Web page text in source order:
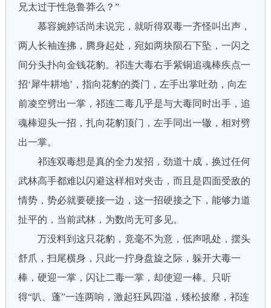
兄太过于性急鲁莽么？”
慕容婉婷话尚未说完，就听得双毒一齐怪叫出声，
两人长袖连拂，腾身起处，宛如两块陨石下坠，一闪之
间分头扑向金钱花豹。祁连大毒右手紫铜追魂棒疾点一
招‘犀牛耕地’，指向花豹的粪门，左手出掌吐劲，向左
前凌空劈出一掌，祁连二毒几乎是与大毒同时出手，追
魂棒迎头一招，扎向花豹顶门，左手同出一辙，相对劈
出一掌。
祁连双毒想是真的全力发招，劲道十成，换过任何
武林高手都难以闪避这样相对夹击，而且是四面受敌的
情势，势必就要硬接一边，这一招硬接之下，能够力道
扯平的，当前武林，为数尚无可多见。
万没料到这只花豹，竟毫不为意，低声吼处，摆头
舒爪，扫尾横身，只此一拧身盘旋之际，躲开大毒一
棒，硬迎一掌，闪让二毒一掌，却使迎一棒。只听
得“叭、蓬”一连两响，激起狂风四溢，矮松披靡，祁连